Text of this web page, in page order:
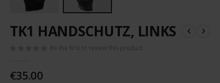
to
the
images
TK1 HANDSCHUTZ, LINKS
Be the first to review this product
€35.00